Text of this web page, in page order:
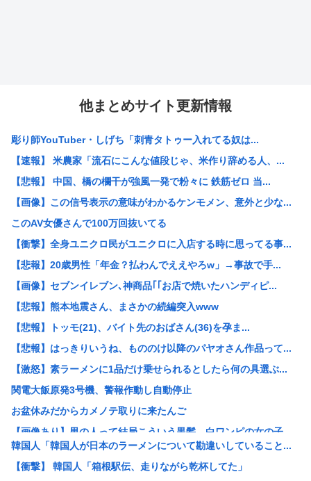
他まとめサイト更新情報
彫り師YouTuber・しげち「刺青タトゥー入れてる奴は...
【速報】 米農家「流石にこんな値段じゃ、米作り辞める人、...
【悲報】 中国、橋の欄干が強風一発で粉々に 鉄筋ゼロ 当...
【画像】この信号表示の意味がわかるケンモメン、意外と少な...
このAV女優さんで100万回抜いてる
【衝撃】全身ユニクロ民がユニクロに入店する時に思ってる事...
【悲報】20歳男性「年金？払わんでええやろw」→事故で手...
【画像】セブンイレブン､神商品｢｢お店で焼いたハンディピ...
【悲報】熊本地震さん、まさかの続編突入www
【悲報】トッモ(21)、バイト先のおばさん(36)を孕ま...
【悲報】はっきりいうね、もののけ以降のパヤオさん作品って...
【激怒】素ラーメンに1品だけ乗せられるとしたら何の具選ぶ...
関電大飯原発3号機、警報作動し自動停止
お盆休みだからカメノテ取りに来たんご
【画像あり】男の人って結局こういう黒髪、白ワンピの女の子...
【正論】インデックス投資で「20年後に資産2倍！」とか言...
【悲報】素ラーメンに1品だけ乗せられるとしたら何の具選ぶ...
韓国人「韓国人が日本のラーメンについて勘違いしていること...
【衝撃】 韓国人「箱根駅伝、走りながら乾杯してた」